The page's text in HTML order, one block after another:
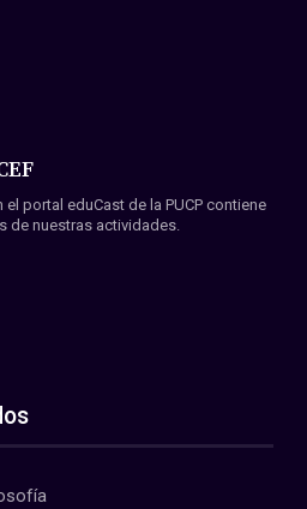
el portal eduCast de la PUCP contiene
de nuestras actividades.